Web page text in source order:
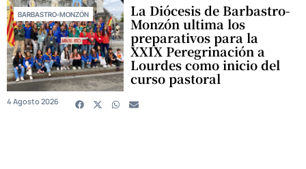
BARBASTRO-MONZÓN La Diócesis de Barbastro-
Monzón ultima los
preparativos para la
XXIX Peregrinación a
Lourdes como inicio del
curso pastoral
4 Agosto 2026